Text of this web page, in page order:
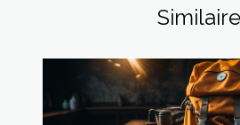
Similaire